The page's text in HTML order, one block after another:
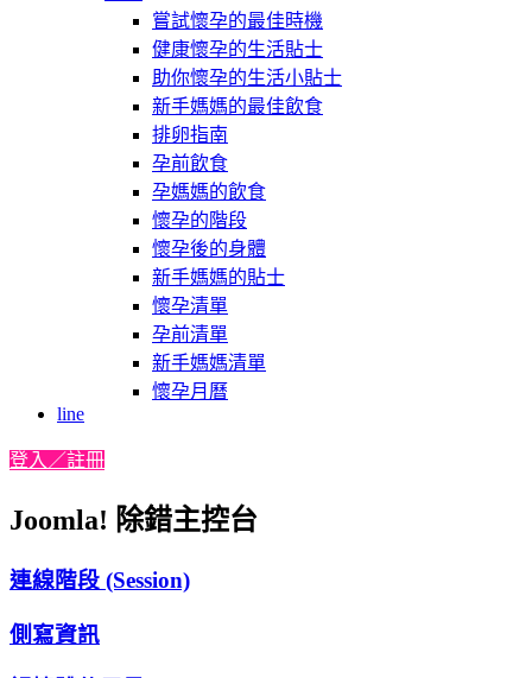
嘗試懷孕的最佳時機
健康懷孕的生活貼士
助你懷孕的生活小貼士
新手媽媽的最佳飲食
排卵指南
孕前飲食
孕媽媽的飲食
懷孕的階段
懷孕後的身體
新手媽媽的貼士
懷孕清單
孕前清單
新手媽媽清單
懷孕月曆
line
登入／註冊
Joomla! 除錯主控台
連線階段 (Session)
側寫資訊